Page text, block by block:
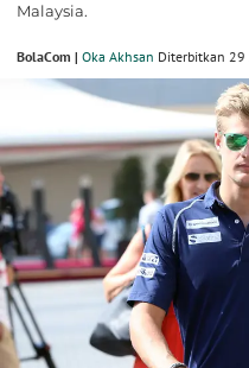
Malaysia.
BolaCom | Oka Akhsan Diterbitkan 29